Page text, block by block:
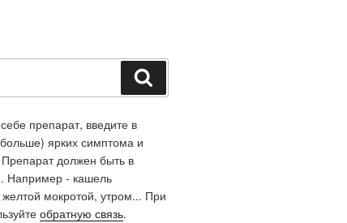
препарат, введите в
ярких симптома и
должен быть в
Например - кашель
желтой мокротой, утром... При
обратную связь.